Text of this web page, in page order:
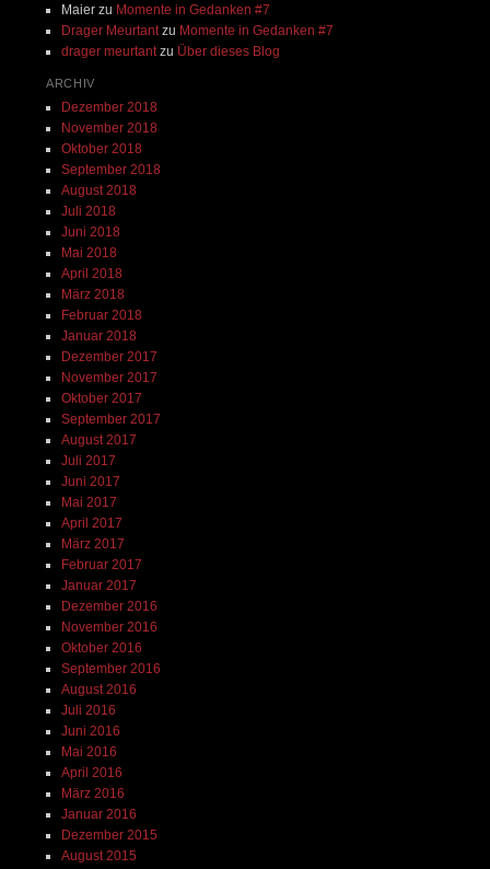
Maierzu Momente in Gedanken #7
Drager Meurtantzu Momente in Gedanken #7
drager meurtantzu Über dieses Blog
ARCHIV
Dezember 2018
November 2018
Oktober 2018
September 2018
August 2018
Juli 2018
Juni 2018
Mai 2018
April 2018
März 2018
Februar 2018
Januar 2018
Dezember 2017
November 2017
Oktober 2017
September 2017
August 2017
Juli 2017
Juni 2017
Mai 2017
April 2017
März 2017
Februar 2017
Januar 2017
Dezember 2016
November 2016
Oktober 2016
September 2016
August 2016
Juli 2016
Juni 2016
Mai 2016
April 2016
März 2016
Januar 2016
Dezember 2015
August 2015